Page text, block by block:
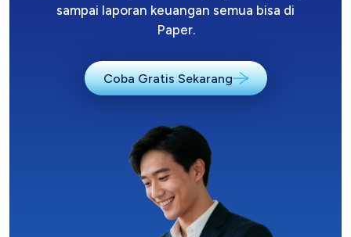
sampai laporan keuangan semua bisa di
Paper.
Coba Gratis Sekarang